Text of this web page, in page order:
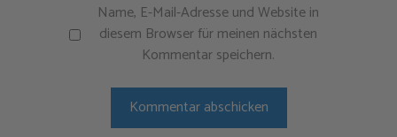
Name, E-Mail-Adresse und Website in
diesem Browser für meinen nächsten
Kommentar speichern.